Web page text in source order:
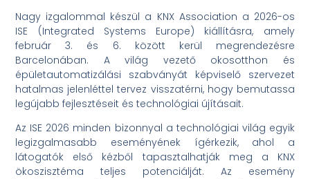
Nagy izgalommal készül a KNX Association a 2026-os
ISE (Integrated Systems Europe) kiállításra, amely
február 3. és 6. között kerül megrendezésre
Barcelonában. A világ vezető okosotthon és
épületautomatizálási szabványát képviselő szervezet
hatalmas jelenléttel tervez visszatérni, hogy bemutassa
legújabb fejlesztéseit és technológiai újításait.
Az ISE 2026 minden bizonnyal a technológiai világ egyik
legizgalmasabb eseményének ígérkezik, ahol a
látogatók első kézből tapasztalhatják meg a KNX
ökoszisztéma teljes potenciálját. Az esemény